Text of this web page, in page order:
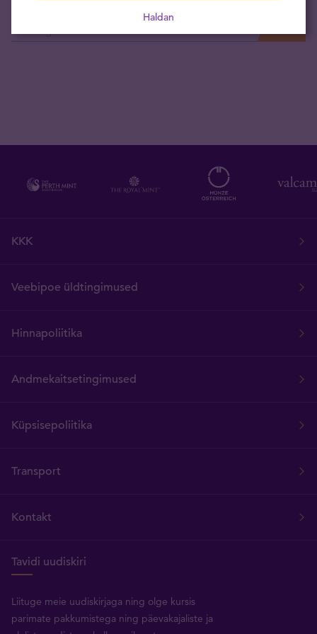
KKK
Veebipoe üldtingimused
Hinnapoliitika
Andmekaitsetingimused
Küpsisepoliitika
Transport
Kontakt
Tavidi uudiskiri
Liituge meie uudiskirjaga ning olge kursis
parimate pakkumistega ning päevakajaliste ja
Haldan